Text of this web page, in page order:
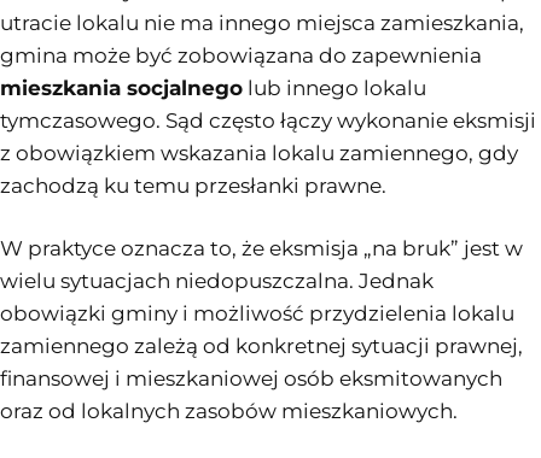
utracie lokalu nie ma innego miejsca zamieszkania,
gmina może być zobowiązana do zapewnienia
mieszkania socjalnego lub innego lokalu
tymczasowego. Sąd często łączy wykonanie eksmisji
z obowiązkiem wskazania lokalu zamiennego, gdy
zachodzą ku temu przesłanki prawne.
W praktyce oznacza to, że eksmisja „na bruk” jest w
wielu sytuacjach niedopuszczalna. Jednak
obowiązki gminy i możliwość przydzielenia lokalu
zamiennego zależą od konkretnej sytuacji prawnej,
finansowej i mieszkaniowej osób eksmitowanych
oraz od lokalnych zasobów mieszkaniowych.